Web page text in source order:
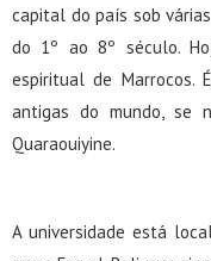
capital do país sob
do 1º ao 8º século.
espiritual de Marrocos.
antigas do mundo, se
Quaraouiyine.
A universidade está